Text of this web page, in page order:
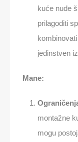
kuće nude
prilagoditi
jedinstven
Mane:
montažne
mogu